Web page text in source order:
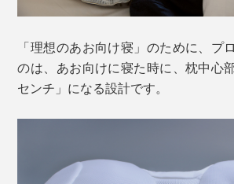
タ分析や設計、縫製、素材といった
「理想のあお向け寝」のために、プ
のは、あお向けに寝た時に、枕中心
センチ」になる設計です。